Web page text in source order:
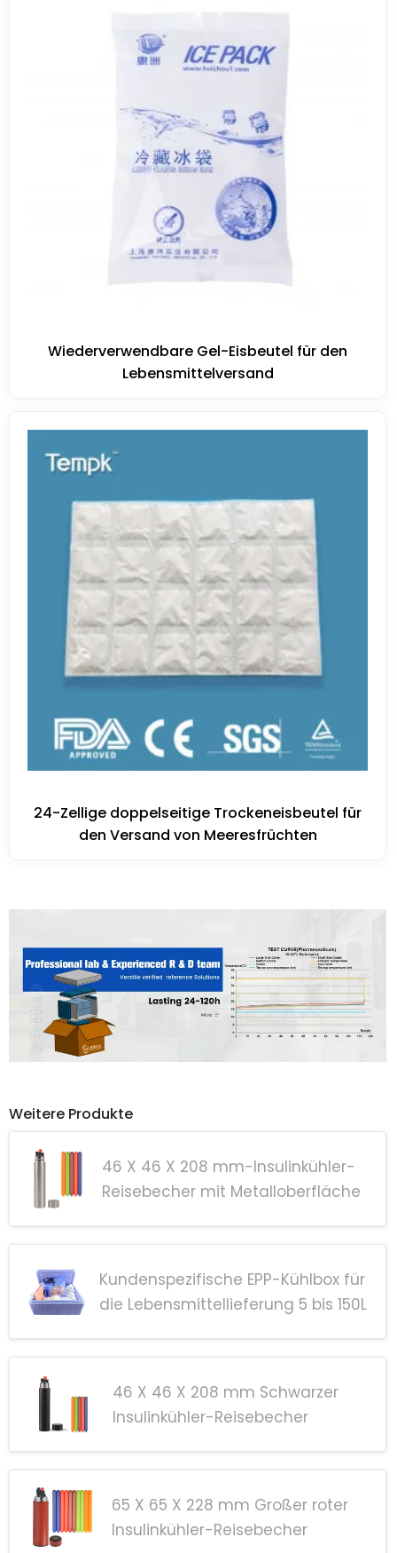
Wiederverwendbare Gel-Eisbeutel für den
Lebensmittelversand
24-Zellige doppelseitige Trockeneisbeutel für
den Versand von Meeresfrüchten
Weitere Produkte
46 X 46 X 208 mm-Insulinkühler-
Reisebecher mit Metalloberfläche
Kundenspezifische EPP-Kühlbox für
die Lebensmittellieferung 5 bis 150L
46 X 46 X 208 mm Schwarzer
Insulinkühler-Reisebecher
65 X 65 X 228 mm Großer roter
Insulinkühler-Reisebecher